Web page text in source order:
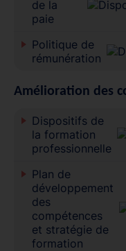
de la
paie
Politique de
rémunération
Amélioration des
Dispositifs de
la formation
professionnelle
Plan de
développement
des
compétences
et stratégie de
formation